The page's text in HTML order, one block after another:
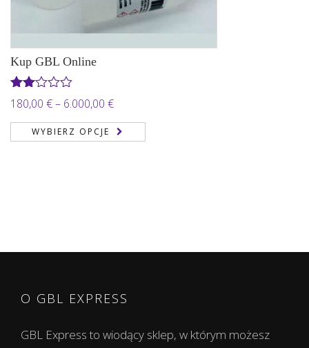
Kup GBL Online
Oceniono
2.00
na 5
180,00 €– 6.000,00 €Zakres
cen:
od
WYBIERZ OPCJE
O GBL EXPRESS
GBL Express to wiodący sklep, w którym możesz